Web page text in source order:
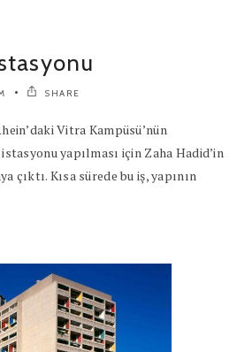
SHARE
Vitra Kampüsü’nün
yapılması için Zaha Hadid’in
Kısa sürede bu iş, yapının